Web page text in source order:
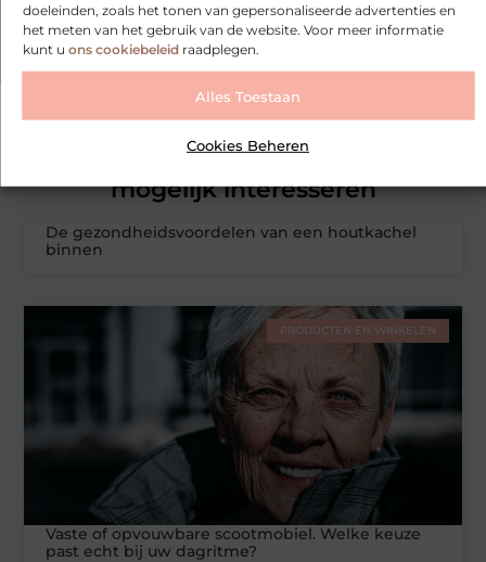
doeleinden, zoals het tonen van gepersonaliseerde advertenties en
het meten van het gebruik van de website. Voor meer informatie
kunt u ons cookiebeleidraadplegen.
Alles Toestaan
Cookies Beheren
Over ons Ons team
mogelijk interesseren
De gezondheidsvoordelen van een houtkachel
binnen
PRODUCTEN EN WINKELEN
Vaste of opvouwbare scootmobiel. Welke keuze
past echt bij uw dagritme?